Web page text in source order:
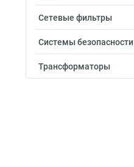
Сетевые фильтры
Системы безопасности
Трансформаторы